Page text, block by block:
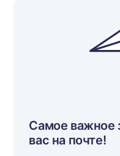
Самое важное
вас на почте!